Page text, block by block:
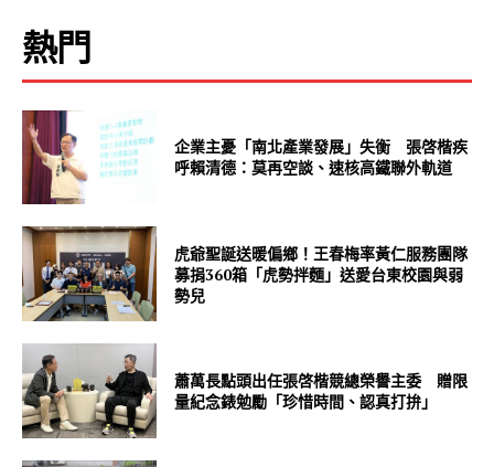
熱門
企業主憂「南北產業發展」失衡 張啓楷疾
呼賴清德：莫再空談、速核高鐵聯外軌道
虎爺聖誕送暖偏鄉！王春梅率黃仁服務團隊
募捐360箱「虎勢拌麵」送愛台東校園與弱
勢兒
蕭萬長點頭出任張啓楷競總榮譽主委 贈限
量紀念錶勉勵「珍惜時間、認真打拚」